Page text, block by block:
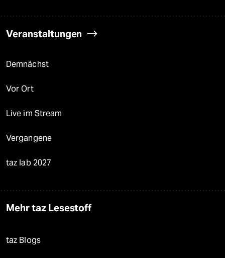
Veranstaltungen
Demnächst
Vor Ort
Live im Stream
Vergangene
taz lab 2027
Mehr taz Lesestoff
taz Blogs